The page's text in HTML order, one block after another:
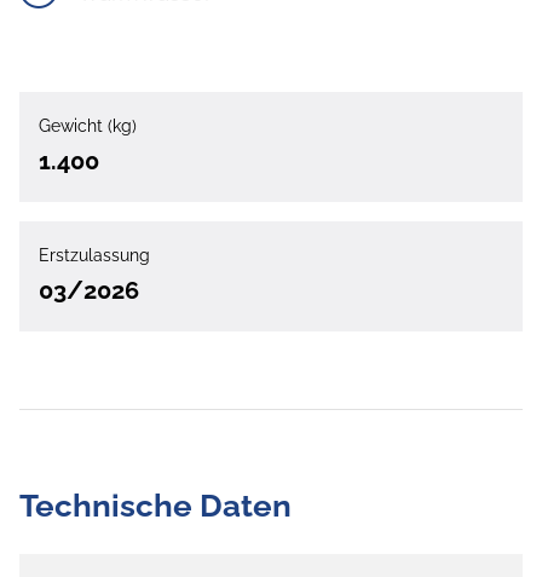
Gewicht (kg)
1.400
Erstzulassung
03/2026
Technische Daten